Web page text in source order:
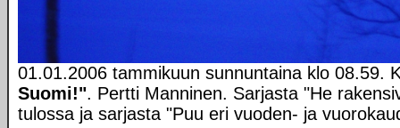
01.01.2006 tammikuun sunnuntaina klo 08.59.
Suomi!". Pertti Manninen. Sarjasta "He
tulossa ja sarjasta "Puu eri vuoden- ja